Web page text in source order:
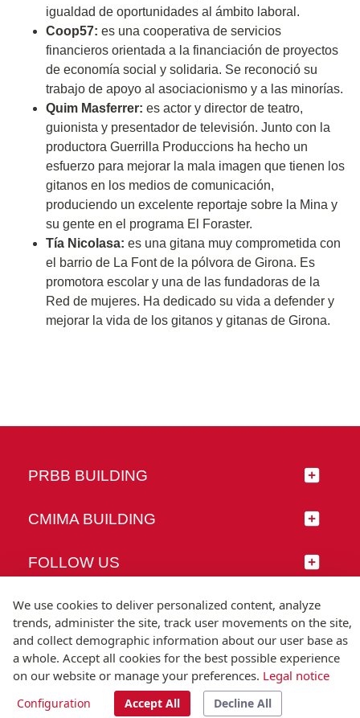
igualdad de oportunidades al ámbito laboral.
Coop57: es una cooperativa de servicios
financieros orientada a la financiación de proyectos
de economía social y solidaria. Se reconoció su
trabajo de apoyo al asociacionismo y a las minorías.
Quim Masferrer: es actor y director de teatro,
guionista y presentador de televisión. Junto con la
productora Guerrilla Produccions ha hecho un
esfuerzo para mejorar la mala imagen que tienen los
gitanos en los medios de comunicación,
produciendo un excelente reportaje sobre la Mina y
su gente en el programa El Foraster.
Tía Nicolasa: es una gitana muy comprometida con
el barrio de La Font de la pólvora de Girona. Es
promotora escolar y una de las fundadoras de la
Red de mujeres. Ha dedicado su vida a defender y
mejorar la vida de los gitanos y gitanas de Girona.
PRBB BUILDING
CMIMA BUILDING
FOLLOW US
© Universitat Pompeu Fabra
T.(+34) 93 542 20 00
We use cookies to deliver personalized content, analyze
trends, administer the site, track user movements on the site,
and collect demographic information about our user base as
a whole. Accept all cookies for the best possible experience
on our website or manage your preferences. Legal notice
Configuration Accept All Decline All